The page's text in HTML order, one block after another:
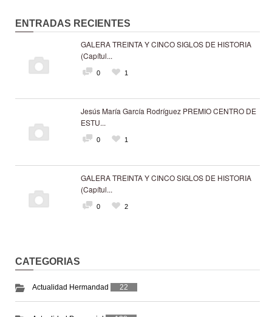
ENTRADAS RECIENTES
GALERA TREINTA Y CINCO SIGLOS DE HISTORIA
(Capítul...
0 1
Jesús María García Rodríguez PREMIO CENTRO DE
ESTU...
0 1
GALERA TREINTA Y CINCO SIGLOS DE HISTORIA
(Capítul...
0 2
CATEGORIAS
Actualidad Hermandad 22